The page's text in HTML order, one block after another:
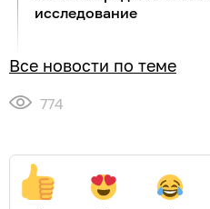
исследование
Все новости по теме
774